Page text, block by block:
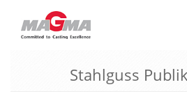
MAGMA Europa, Deutschland
Stahlguss